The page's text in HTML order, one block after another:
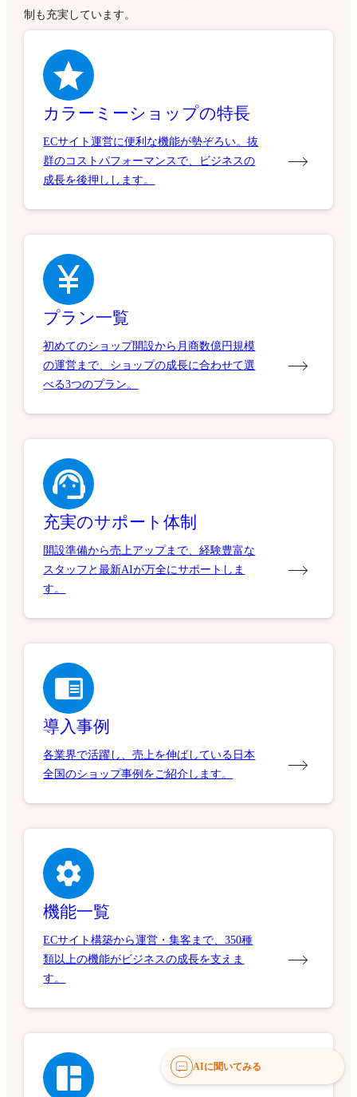
制も充実しています。
カラーミーショップの特長
ECサイト運営に便利な機能が勢ぞろい。抜
群のコストパフォーマンスで、ビジネスの
成長を後押しします。
プラン一覧
初めてのショップ開設から月商数億円規模
の運営まで、ショップの成長に合わせて選
べる3つのプラン。
充実のサポート体制
開設準備から売上アップまで、経験豊富な
スタッフと最新AIが万全にサポートしま
す。
導入事例
各業界で活躍し、売上を伸ばしている日本
全国のショップ事例をご紹介します。
機能一覧
ECサイト構築から運営・集客まで、350種
類以上の機能がビジネスの成長を支えま
す。
AIに聞いてみる